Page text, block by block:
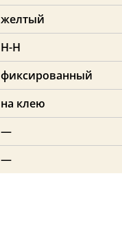
желтый
H-H
фиксированный
на клею
—
—